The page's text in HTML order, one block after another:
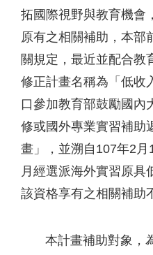
拓國際視野與教育機會
原有之相關補助，本部
關規定，最近並配合教
修正計畫名稱為「低收
口參加教育部鼓勵國內
修或國外專業實習補助
畫」，並溯自107年2
月經選派海外實習原具
該資格享有之相關補助
本計畫補助對象，